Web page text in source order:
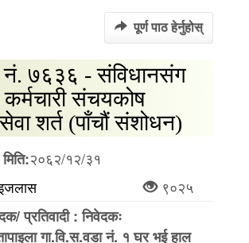
पूर्ण पाठ हेर्नुहोस्
नं. ७६३६ - संविधानसंग
कर्मचारी संचयकोष
सेवा शर्त (पाँचौं संशोधन)
२०६२/१२/३१
९०२५
प्रतिवादी : निवेदकः
गा.वि.स.वडा नं. १ घर भई हाल